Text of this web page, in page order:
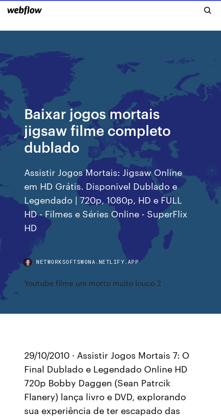
Baixar jogos mortais
jigsaw filme completo
dublado
Assistir Jogos Mortais: Jigsaw Online
em HD Grátis. Disponivel Dublado e
Legendado | 720p, 1080p, HD e FULL
HD - Filmes e Séries Online - SuperFlix
HD
NETWORKSOFTSWONA.NETLIFY.APP
Youtube filme um morto muito louco 2
29/10/2010 · Assistir Jogos Mortais 7: O
Final Dublado e Legendado Online HD
720p Bobby Daggen (Sean Patrcik
Flanery) lança livro e DVD, explorando
sua experiência de ter escapado das